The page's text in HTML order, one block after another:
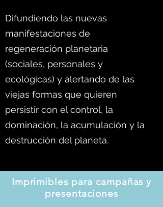
Difundiendo las nuevas
manifestaciones de
regeneración planetaria
(sociales, personales y
ecológicas) y alertando de las
viejas formas que quieren
persistir con el control, la
dominación, la acumulación y la
destrucción del planeta.
Imprimibles para campañas y
presentaciones